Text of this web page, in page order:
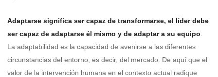
Adaptarse significa ser capaz de transformarse, el líder debe
ser capaz de adaptarse él mismo y de adaptar a su equipo
La adaptabilidad es la capacidad de avenirse a las diferentes
circunstancias del entorno, es decir, del mercado. De aquí que el
valor de la intervención humana en el contexto actual radique